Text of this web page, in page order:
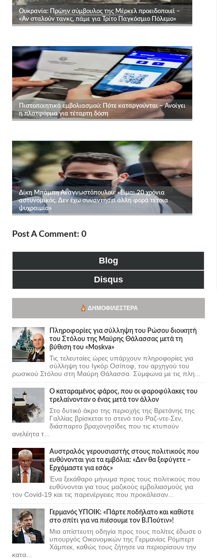
Post A Comment: 0
Blog
Disqus
ΔΗΜΟΦΙΛΈΣΤΕΡΑ
Πληροφορίες για σύλληψη του Ρώσου διοικητή
του Στόλου της Mαύρης Θάλασσας μετά τη
βύθιση του «Moskva»
Τις τελευταίες ώρες υπάρχουν πληροφορίες για
σύλληψη του Ιγκόρ Οσίποφ, του αρχηγού του
ρωσικού Στόλου στη Μαύρη Θάλασσα. Σύμφωνα με τις πλη...
Ο καταραμένος φάρος, που οι φαροφύλακες του
τρελαίνονταν ο ένας μετά τον άλλον
Στο δυτικό άκρο της περιοχής της Βρετάνης της
Γαλλίας βρίσκεται το στενό του Ραζ-ντε-Σεν,
διάσπαρτο βραχονησίδες που τις κτυπούν
ανελέητα τ...
Αυστραλός γερουσιαστής στους πολιτικούς που
ευθύνονται για τα εμβόλια: «Δεν θα ξεφύγετε –
Ερχόμαστε για εσάς»
Ένα ξεκάθαρο μήνυμα προς τους πολιτικούς που
ευθύνονται για τους μαζικούς εμβολιασμούς για
τον Covid-19 και τις παρενέργειες που προκάλεσαν...
Γερμανός ΥΠΟΙΚ: «Πάρτε ποδήλατο και καθίστε
στο σπίτι για να πιέσουμε τον Β.Πούτιν»!
Μια απίστευτη οδηγία προς τους πολίτες έδωσε ο
υπουργός Οικονομικών της Γερμανίας Ρόμπερτ
Χάμπεκ, καθώς τους ζήτησε να περιορίσουν την
κατα...